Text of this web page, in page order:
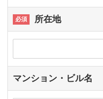
所在地
マンション・ビル名